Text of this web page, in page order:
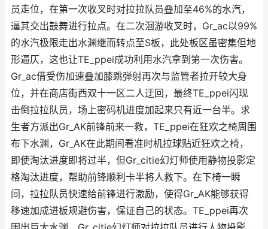
员走位，在第一次收叉时对拉拉队员叠加至46%的水汽，
逼其交出鼓舞进行拉点。在二次洄游收叉时，Gr_ac以99%
的水汽极限走出水渊继而转点至S板，此处板区虽密集但地
形逼仄，这也让TE_ppei成功利用水汽拿到第一次伤害。
Gr_ac借受伤加速叠加膝跳弹射再次与监管者拉开较大身
位，并在商店街西双十一区二人迂回，最终TE_ppei闪现
击倒拉拉队员，场上密码机进度加起来只有近一台半。求
生者方派出Gr_AK前锋前来一救，TE_ppei在狂欢之椅周围
布下水渊，Gr_AK在此期间看准时机拉球贴近狂欢之椅，
即使淘汰进度即将过半，但Gr_citie幻灯师使用静物投影定
格淘汰进度，帮助前锋顺利卡半将人救下。在下椅一瞬
间，拉拉队员快速给前锋进行激励，使得Gr_AK能够获得
移速加成进板规避伤害，保证自己的状态。TE_ppei再次